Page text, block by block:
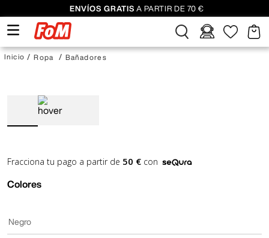
ENVÍOS GRATIS A PARTIR DE 70 €
Ropa Bañadores
Fracciona tu pago a partir de 50 € con
Colores
Negro